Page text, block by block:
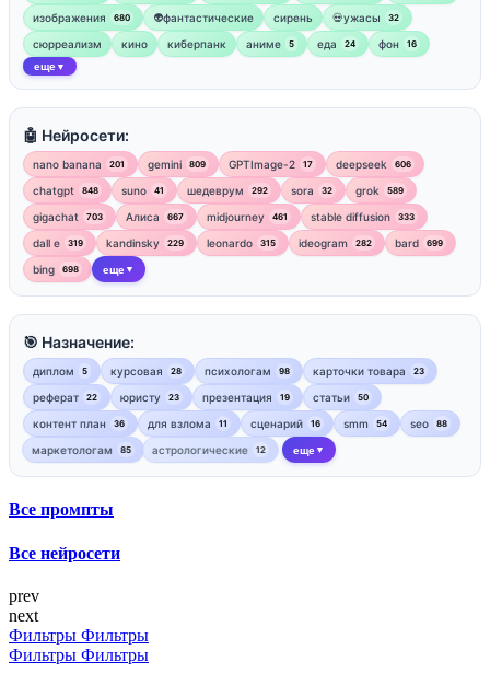
изображения 680 👽фантастические сирень 💀ужасы 32
сюрреализм кино киберпанк аниме 5 еда 24 фон 16
еще ▼
🤖 Нейросети:
nano banana 201 gemini 809 GPTImage-2 17 deepseek 606
chatgpt 848 suno 41 шедеврум 292 sora 32 grok 589
gigachat 703 Алиса 667 midjourney 461 stable diffusion 333
dall e 319 kandinsky 229 leonardo 315 ideogram 282 bard 699
bing 698 еще ▼
🎯 Назначение:
диплом 5 курсовая 28 психологам 98 карточки товара 23
реферат 22 юристу 23 презентация 19 статьи 50
контент план 36 для взлома 11 сценарий 16 smm 54 seo 88
маркетологам 85 астрологические 12 еще ▼
Все промпты
Все нейросети
prev
next
Фильтры Фильтры
Фильтры Фильтры